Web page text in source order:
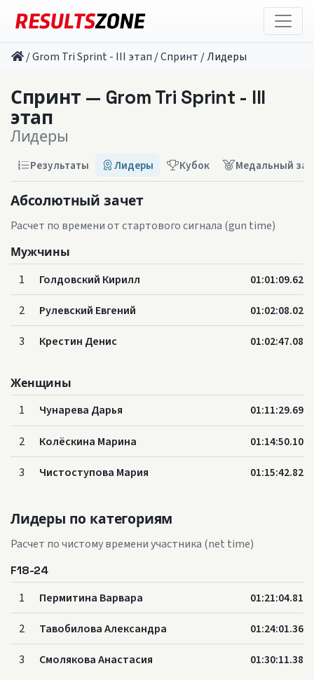
/Grom Tri Sprint - III этап /Спринт /Лидеры
Спринт — Grom Tri Sprint - III
этап
Лидеры
Результаты Лидеры Кубок Медальный
Абсолютный зачет
Расчет по времени от стартового сигнала (gun time)
Мужчины
1 Голдовский Кирилл 01:01:09.62
2 Рулевский Евгений 01:02:08.02
3 Крестин Денис 01:02:47.08
Женщины
1 Чунарева Дарья 01:11:29.69
2 Колёскина Марина 01:14:50.10
3 Чистоступова Мария 01:15:42.82
Лидеры по категориям
Расчет по чистому времени участника (net time)
F18-24
1 Пермитина Варвара 01:21:04.81
2 Тавобилова Александра 01:24:01.36
3 Смолякова Анастасия 01:30:11.38